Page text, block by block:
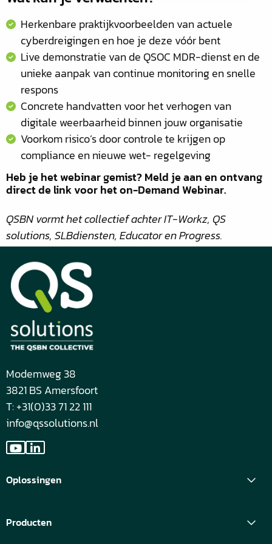
Herkenbare praktijkvoorbeelden van actuele
cyberdreigingen en hoe je deze vóór bent
Live demonstratie van de QSOC MDR-dienst en de
unieke aanpak van continue monitoring en snelle
respons
Concrete handvatten voor het verhogen van
digitale weerbaarheid binnen jouw organisatie
Voorkom risico’s door controle te krijgen op
compliance en nieuwe wet- regelgeving
Heb je het webinar gemist? Meld je aan en ontvang
direct de link voor het on-Demand Webinar.
QSBN vormt het collectief achter IT-Workz, QS
solutions, SLBdiensten, Educator en Progress.
Modemweg 38
3821 BS Amersfoort
T: +31(0)33 71 22 111
info@qssolutions.nl
Ga
YouTube
Ga
LinkedIn
Oplossingen
Producten